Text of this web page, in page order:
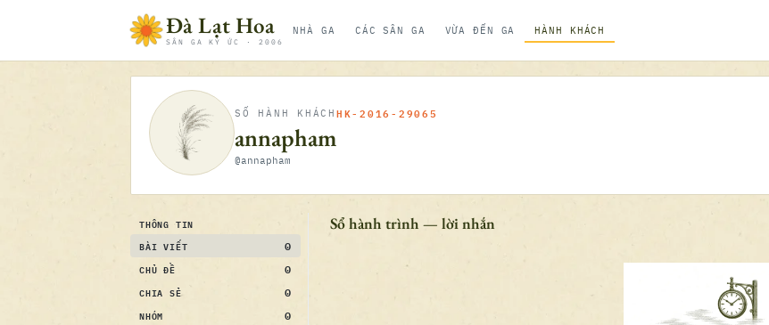
Đà Lạt Hoa
SÂN GA KÝ ỨC · 2006
NHÀ GA CÁC SÂN GA VỪA ĐẾN GA HÀNH KHÁCH
SỐ HÀNH KHÁCH HK-2016-29065
annapham
@annapham
THÔNG TIN
BÀI VIẾT
0
CHỦ ĐỀ 0
CHIA SẺ 0
NHÓM 0
Sổ hành trình — lời nhắn